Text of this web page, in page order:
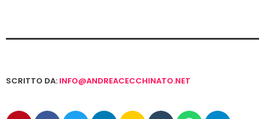
SCRITTO DA: INFO@ANDREACECCHINATO.NET